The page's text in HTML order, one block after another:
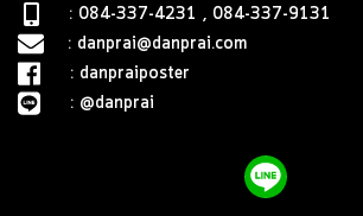
: 084-337-4231 , 084-337-9131
: danprai@danprai.com
: danpraiposter
: @danprai